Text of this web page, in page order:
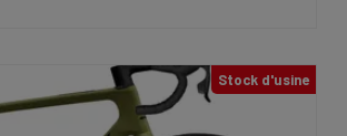
Stock d'usine